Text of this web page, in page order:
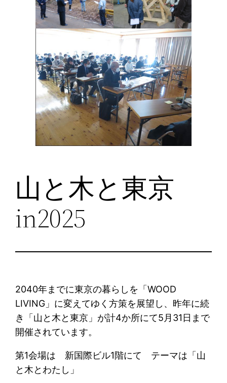
山と木と東京
in2025
2040年までに東京の暮らしを「WOOD
LIVING」に変えてゆく方策を展望し、昨年に続
き「山と木と東京」が計4か所にて5月31日まで
開催されています。
第1会場は 新国際ビル1階にて テーマは「山
と木とわたし」